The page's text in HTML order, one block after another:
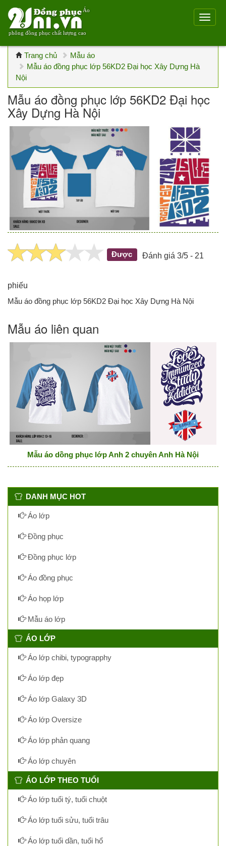
Áo
phông đồng phục chất lượng cao
Trang chủ
Mẫu áo
Mẫu áo đồng phục lớp 56KD2 Đại học Xây Dựng Hà
Nội
Mẫu áo đồng phục lớp 56KD2 Đại học
Xây Dựng Hà Nội
Được Đánh giá 3/5 - 21
phiếu
Mẫu áo đồng phục lớp 56KD2 Đại học Xây Dựng Hà Nội
Mẫu áo liên quan
Mẫu áo dồng phục lớp Anh 2 chuyên Anh Hà Nội
DANH MỤC HOT
Áo lớp
Đồng phục
Đồng phục lớp
Áo đồng phục
Áo họp lớp
Mẫu áo lớp
ÁO LỚP
Áo lớp chibi, typograpphy
Áo lớp đẹp
Áo lớp Galaxy 3D
Áo lớp Oversize
Áo lớp phản quang
Áo lớp chuyên
ÁO LỚP THEO TUỔI
Áo lớp tuổi tý, tuổi chuột
Áo lớp tuổi sửu, tuổi trâu
Áo lớp tuổi dần, tuổi hổ